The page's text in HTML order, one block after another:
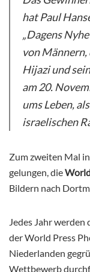
hat Paul
„Dagens
von Männern,
Hijaziund
am 20.
umsLeben,
israelischen
Zum zweiten Mal
gelungen, die
Bildern nach
Jedes Jahr
der World Press
Niederlanden
Wettbewerb